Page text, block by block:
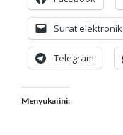
Surat elektronik
Telegram
Menyukai ini: